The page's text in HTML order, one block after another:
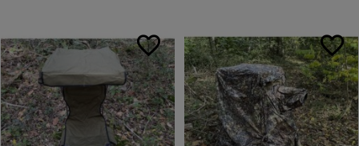
favorite_border favorite_border